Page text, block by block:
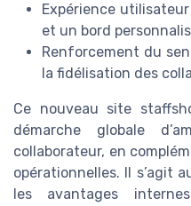
Expérience
et un bord
Renforcement du
la fidélisation des
Ce nouveau site
démarche globale
collaborateur, en
opérationnelles. Il s’agit
les avantages